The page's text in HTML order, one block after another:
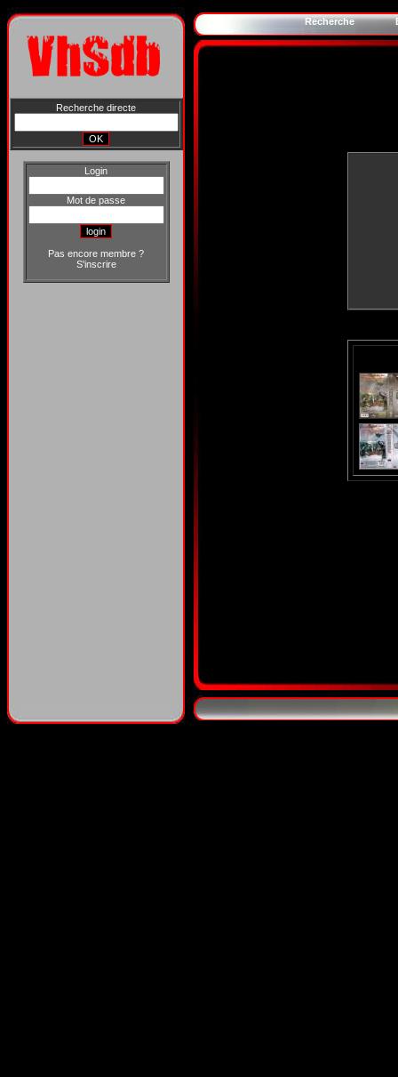
Recherche directe
Login
Mot de passe
Pas encore membre ?
S'inscrire
Recherche